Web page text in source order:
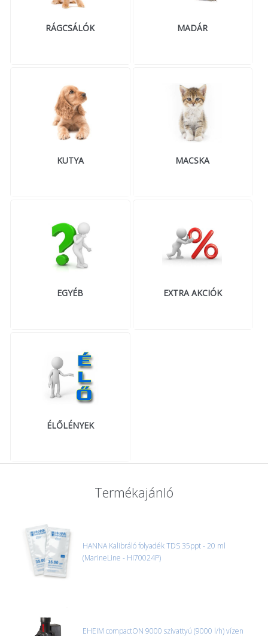
RÁGCSÁLÓK MADÁR
KUTYA MACSKA
EGYÉB EXTRA AKCIÓK
ÉLŐLÉNYEK
Termékajánló
HANNA Kalibráló folyadék TDS 35ppt - 20 ml
(MarineLine - HI70024P)
EHEIM compactON 9000 szivattyú (9000 l/h) vízen